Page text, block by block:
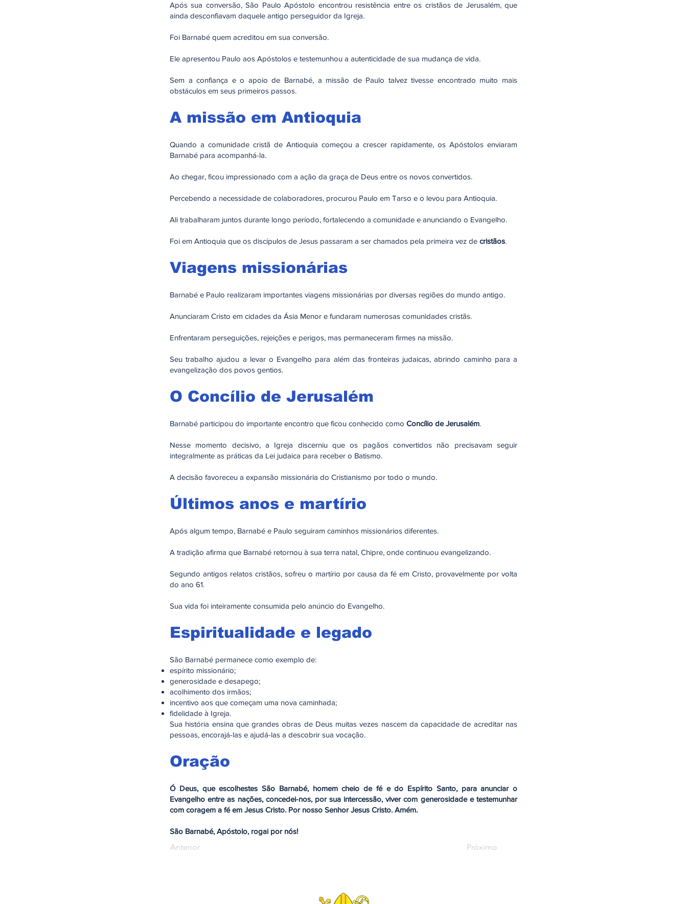
Após sua conversão, São Paulo Apóstolo encontrou resistência entre os cristãos de Jerusalém, que
ainda desconfiavam daquele antigo perseguidor da Igreja.
Foi Barnabé quem acreditou em sua conversão.
Ele apresentou Paulo aos Apóstolos e testemunhou a autenticidade de sua mudança de vida.
Sem a confiança e o apoio de Barnabé, a missão de Paulo talvez tivesse encontrado muito mais
obstáculos em seus primeiros passos.
A missão em Antioquia
Quando a comunidade cristã de Antioquia começou a crescer rapidamente, os Apóstolos enviaram
Barnabé para acompanhá-la.
Ao chegar, ficou impressionado com a ação da graça de Deus entre os novos convertidos.
Percebendo a necessidade de colaboradores, procurou Paulo em Tarso e o levou para Antioquia.
Ali trabalharam juntos durante longo período, fortalecendo a comunidade e anunciando o Evangelho.
Foi em Antioquia que os discípulos de Jesus passaram a ser chamados pela primeira vez de cristãos.
Viagens missionárias
Barnabé e Paulo realizaram importantes viagens missionárias por diversas regiões do mundo antigo.
Anunciaram Cristo em cidades da Ásia Menor e fundaram numerosas comunidades cristãs.
Enfrentaram perseguições, rejeições e perigos, mas permaneceram firmes na missão.
Seu trabalho ajudou a levar o Evangelho para além das fronteiras judaicas, abrindo caminho para a
evangelização dos povos gentios.
O Concílio de Jerusalém
Barnabé participou do importante encontro que ficou conhecido como Concílio de Jerusalém.
Nesse momento decisivo, a Igreja discerniu que os pagãos convertidos não precisavam seguir
integralmente as práticas da Lei judaica para receber o Batismo.
A decisão favoreceu a expansão missionária do Cristianismo por todo o mundo.
Últimos anos e martírio
Após algum tempo, Barnabé e Paulo seguiram caminhos missionários diferentes.
A tradição afirma que Barnabé retornou à sua terra natal, Chipre, onde continuou evangelizando.
Segundo antigos relatos cristãos, sofreu o martírio por causa da fé em Cristo, provavelmente por volta
do ano 61.
Sua vida foi inteiramente consumida pelo anúncio do Evangelho.
Espiritualidade e legado
São Barnabé permanece como exemplo de:
espírito missionário;
generosidade e desapego;
acolhimento dos irmãos;
incentivo aos que começam uma nova caminhada;
fidelidade à Igreja.
Sua história ensina que grandes obras de Deus muitas vezes nascem da capacidade de acreditar nas
pessoas, encorajá-las e ajudá-las a descobrir sua vocação.
Oração
Ó Deus, que escolhestes São Barnabé, homem cheio de fé e do Espírito Santo, para anunciar o
Evangelho entre as nações, concedei-nos, por sua intercessão, viver com generosidade e testemunhar
com coragem a fé em Jesus Cristo. Por nosso Senhor Jesus Cristo. Amém.
São Barnabé, Apóstolo, rogai por nós!
Anterior Próximo